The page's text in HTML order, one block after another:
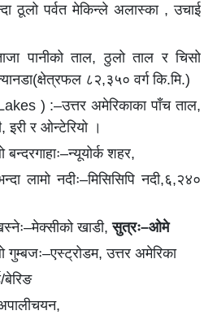
ठूलो पर्वत मेकिन्ले अलास्का , उचाई
पानीको ताल, ठुलो ताल र चिसो
८२,३५० वर्ग कि.मि.)
) :–उत्तर अमेरिकाका पाँच ताल,
इरी र ओन्टेरियो ।
शहर,
लामो नदीः–मिसिसिपि नदी,६,२४०
खाडी,सुत्रः–ओमे
गुम्बजः–एस्ट्रोडम, उत्तर अमेरिका
बेरिङ